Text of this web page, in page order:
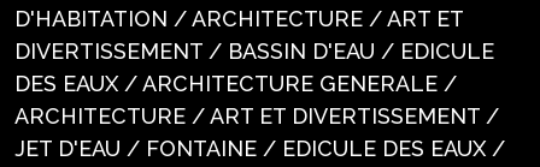
D'HABITATION / ARCHITECTURE / ART ET
DIVERTISSEMENT / BASSIN D'EAU / EDICULE
DES EAUX / ARCHITECTURE GENERALE /
ARCHITECTURE / ART ET DIVERTISSEMENT /
JET D'EAU / FONTAINE / EDICULE DES EAUX /